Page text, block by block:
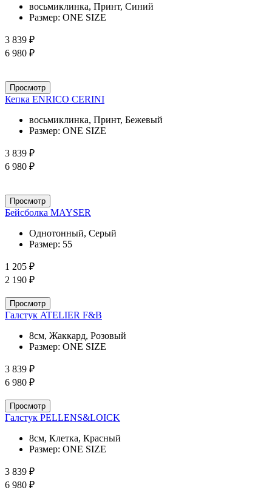
восьмиклинка, Принт, Синий
Размер: ONE SIZE
3 839 ₽
6 980 ₽
Просмотр
Кепка ENRICO CERINI
восьмиклинка, Принт, Бежевый
Размер: ONE SIZE
3 839 ₽
6 980 ₽
Просмотр
Бейсболка MAYSER
Однотонный, Серый
Размер: 55
1 205 ₽
2 190 ₽
Просмотр
Галстук ATELIER F&B
8см, Жаккард, Розовый
Размер: ONE SIZE
3 839 ₽
6 980 ₽
Просмотр
Галстук PELLENS&LOICK
8см, Клетка, Красный
Размер: ONE SIZE
3 839 ₽
6 980 ₽